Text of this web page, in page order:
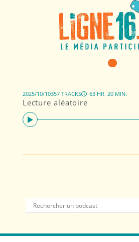
Lecture aléatoire
2025/10/10357 TRACKS 63 HR. 20 MIN.